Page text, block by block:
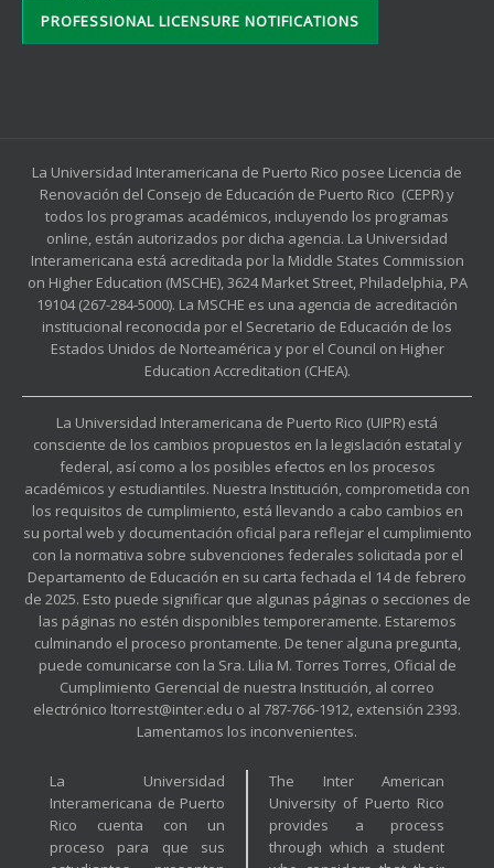
PROFESSIONAL LICENSURE NOTIFICATIONS
La Universidad Interamericana de Puerto Rico posee Licencia de
Renovación del Consejo de Educación de Puerto Rico (CEPR) y
todos los programas académicos, incluyendo los programas
online, están autorizados por dicha agencia. La Universidad
Interamericana está acreditada por la Middle States Commission
on Higher Education (MSCHE), 3624 Market Street, Philadelphia, PA
19104 (267-284-5000). La MSCHE es una agencia de acreditación
institucional reconocida por el Secretario de Educación de los
Estados Unidos de Norteamérica y por el Council on Higher
Education Accreditation (CHEA).
La Universidad Interamericana de Puerto Rico (UIPR) está
consciente de los cambios propuestos en la legislación estatal y
federal, así como a los posibles efectos en los procesos
académicos y estudiantiles. Nuestra Institución, comprometida con
los requisitos de cumplimiento, está llevando a cabo cambios en
su portal web y documentación oficial para reflejar el cumplimiento
con la normativa sobre subvenciones federales solicitada por el
Departamento de Educación en su carta fechada el 14 de febrero
de 2025. Esto puede significar que algunas páginas o secciones de
las páginas no estén disponibles temporeramente. Estaremos
culminando el proceso prontamente. De tener alguna pregunta,
puede comunicarse con la Sra. Lilia M. Torres Torres, Oficial de
Cumplimiento Gerencial de nuestra Institución, al correo
electrónico ltorrest@inter.edu o al 787-766-1912, extensión 2393.
Lamentamos los inconvenientes.
La Universidad
Interamericana de Puerto
Rico cuenta con un
proceso para que sus
The Inter American
University of Puerto Rico
provides a process
through which a student